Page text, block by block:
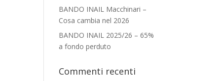
BANDO INAIL Macchinari –
Cosa cambia nel 2026
BANDO INAIL 2025/26 – 65%
a fondo perduto
Commenti recenti